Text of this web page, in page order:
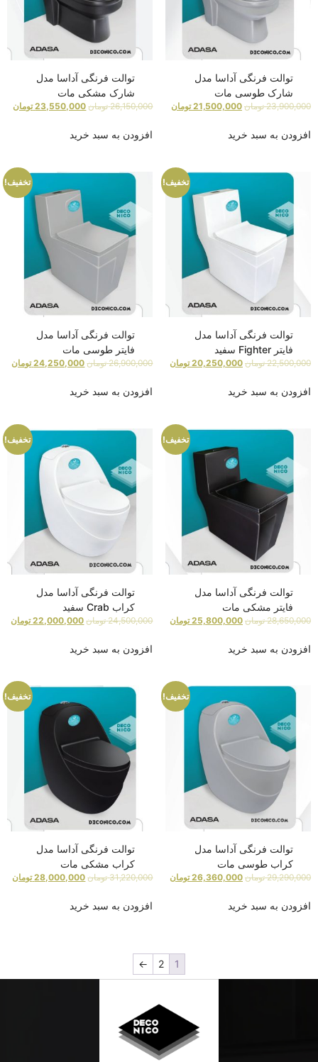
توالت فرنگی آداسا مدل
شارک طوسی مات
23,900,000 تومان 21,500,000 تومان
افزودن به سبد خرید
توالت فرنگی آداسا مدل
شارک مشکی مات
26,150,000 تومان 23,550,000 تومان
افزودن به سبد خرید
تخفیف!
توالت فرنگی آداسا مدل
فایتر Fighter سفید
22,500,000 تومان 20,250,000 تومان
افزودن به سبد خرید
تخفیف!
توالت فرنگی آداسا مدل
فایتر طوسی مات
26,900,000 تومان 24,250,000 تومان
افزودن به سبد خرید
تخفیف!
توالت فرنگی آداسا مدل
فایتر مشکی مات
28,650,000 تومان 25,800,000 تومان
افزودن به سبد خرید
تخفیف!
توالت فرنگی آداسا مدل
کراب Crab سفید
24,500,000 تومان 22,000,000 تومان
افزودن به سبد خرید
تخفیف!
توالت فرنگی آداسا مدل
کراب طوسی مات
29,290,000 تومان 26,360,000 تومان
افزودن به سبد خرید
تخفیف!
توالت فرنگی آداسا مدل
کراب مشکی مات
31,220,000 تومان 28,000,000 تومان
افزودن به سبد خرید
1
2
←